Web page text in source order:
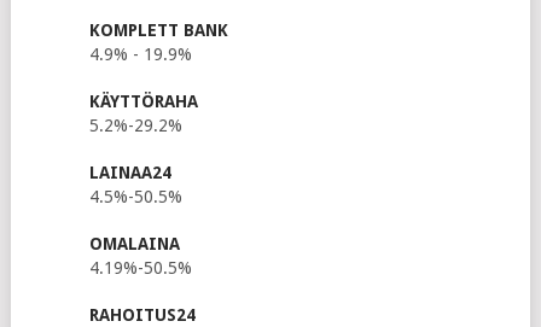
KOMPLETT BANK
4.9% - 19.9%
KÄYTTÖRAHA
5.2%-29.2%
LAINAA24
4.5%-50.5%
OMALAINA
4.19%-50.5%
RAHOITUS24